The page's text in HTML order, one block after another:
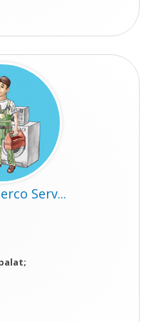
Serv...